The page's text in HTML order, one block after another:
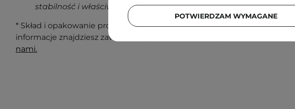
stabilność i właściwości produktu.
* Skład i opakowanie produktu mogą ulec zmianie. Najbardziej aktualne
informacje znajdziesz zawsze na opakowaniu. Masz pytania?
nami.
POTWIERDZAM WYMAGANE